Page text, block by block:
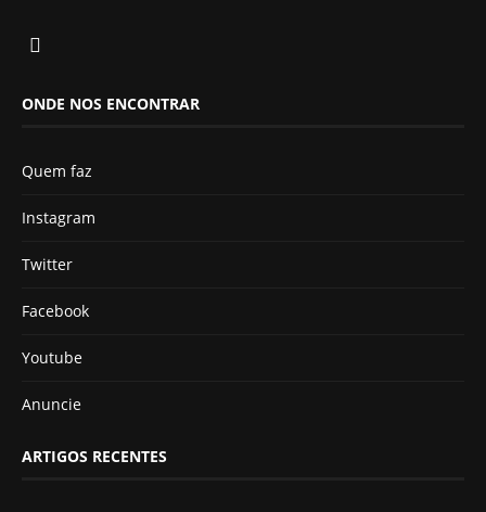
ONDE NOS ENCONTRAR
Quem faz
Instagram
Twitter
Facebook
Youtube
Anuncie
ARTIGOS RECENTES